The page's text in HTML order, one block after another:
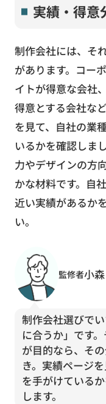
実績・得意
制作会社には、そ
があります。コー
イトが得意な会社
得意とする会社な
を見て、自社の業
いるかを確認しま
力やデザインの方
かな材料です。自
近い実績があるか
い。
監修者小
制作会社選びで
に合うか」です
が目的なら、そ
き。実績ページ
を手がけている
します。